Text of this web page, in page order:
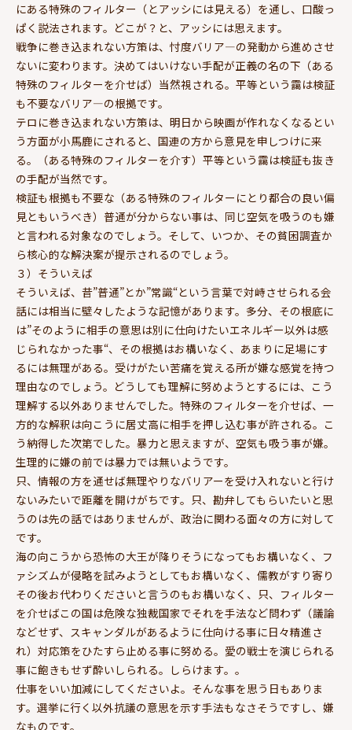
にある特殊のフィルター（とアッシには見える）を通し、口酸っ
ぱく説法されます。どこが？と、アッシには思えます。
戦争に巻き込まれない方策は、忖度バリア—の発動から進めさせ
ないに変わります。決めてはいけない手配が正義の名の下（ある
特殊のフィルターを介せば）当然視される。平等という靄は検証
も不要なバリア—の根拠です。
テロに巻き込まれない方策は、明日から映画が作れなくなるとい
う方面が小馬鹿にされると、国連の方から意見を申しつけに来
る。（ある特殊のフィルターを介す）平等という靄は検証も抜き
の手配が当然です。
検証も根拠も不要な（ある特殊のフィルターにとり都合の良い偏
見ともいうべき）普通が分からない事は、同じ空気を吸うのも嫌
と言われる対象なのでしょう。そして、いつか、その貧困調査か
ら核心的な解決案が提示されるのでしょう。
３）そういえば
そういえば、昔”普通”とか”常識“という言葉で対峙させられる会
話には相当に壁々したような記憶があります。多分、その根底に
は”そのように相手の意思は別に仕向けたいエネルギー以外は感
じられなかった事“、その根拠はお構いなく、あまりに足場にす
るには無理がある。受けがたい苦痛を覚える所が嫌な感覚を持つ
理由なのでしょう。どうしても理解に努めようとするには、こう
理解する以外ありませんでした。特殊のフィルターを介せば、一
方的な解釈は向こうに居丈高に相手を押し込む事が許される。こ
う納得した次第でした。暴力と思えますが、空気も吸う事が嫌。
生理的に嫌の前では暴力では無いようです。
只、情報の方を通せば無理やりなバリアーを受け入れないと行け
ないみたいで距離を開けがちです。只、勘弁してもらいたいと思
うのは先の話ではありませんが、政治に関わる面々の方に対して
です。
海の向こうから恐怖の大王が降りそうになってもお構いなく、フ
ァシズムが侵略を試みようとしてもお構いなく、儒教がすり寄り
その後お代わりくださいと言うのもお構いなく、只、フィルター
を介せばこの国は危険な独裁国家でそれを手法など問わず（議論
などせず、スキャンダルがあるように仕向ける事に日々精進さ
れ）対応策をひたすら止める事に努める。愛の戦士を演じられる
事に飽きもせず酔いしられる。しらけます。。
仕事をいい加減にしてくださいよ。そんな事を思う日もありま
す。選挙に行く以外抗議の意思を示す手法もなさそうですし、嫌
なものです。